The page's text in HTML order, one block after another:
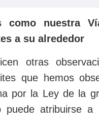
como nuestra
a su alrededor
otras
que hemos
por la Ley de la
puede atribuirse